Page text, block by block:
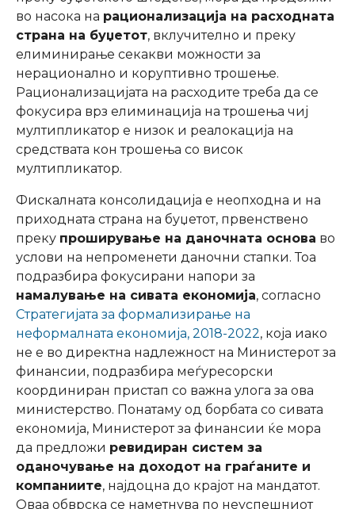
во насока на рационализација на расходната
страна на буџетот, вклучително и преку
елиминирање секакви можности за
нерационално и коруптивно трошење.
Рационализацијата на расходите треба да се
фокусира врз елиминација на трошења чиј
мултипликатор е низок и реалокација на
средствата кон трошења со висок
мултипликатор.
Фискалната консолидација е неопходна и на
приходната страна на буџетот, првенствено
преку проширување на даночната основа во
услови на непроменети даночни стапки. Тоа
подразбира фокусирани напори за
намалување на сивата економија, согласно
Стратегијата за формализирање на
неформалната економија, 2018-2022, која иако
не е во директна надлежност на Министерот за
финансии, подразбира меѓуресорски
координиран пристап со важна улога за ова
министерство. Понатаму од борбата со сивата
економија, Министерот за финансии ќе мора
да предложи ревидиран систем за
оданочување на доходот на граѓаните и
компаниите, најдоцна до крајот на мандатот.
Оваа обврска се наметнува по неуспешниот